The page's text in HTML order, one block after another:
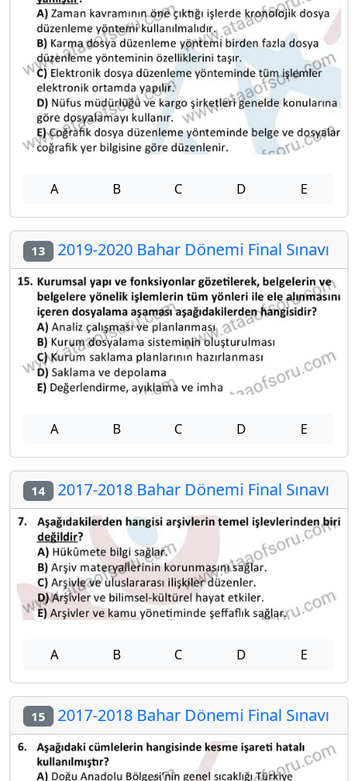
A B C D E
13 2019-2020 Bahar Dönemi Final Sınavı
A B C D E
14 2017-2018 Bahar Dönemi Final Sınavı
A B C D E
15 2017-2018 Bahar Dönemi Final Sınavı